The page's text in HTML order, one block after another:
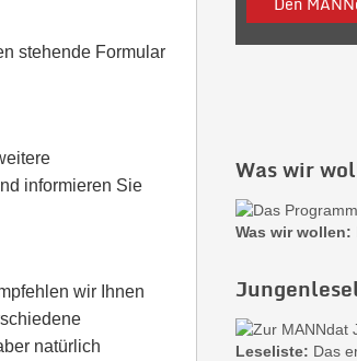
stehende Formular
informieren Sie
wir Ihnen
natürlich
Was wir
Was wir wollen:
Leseliste: Das